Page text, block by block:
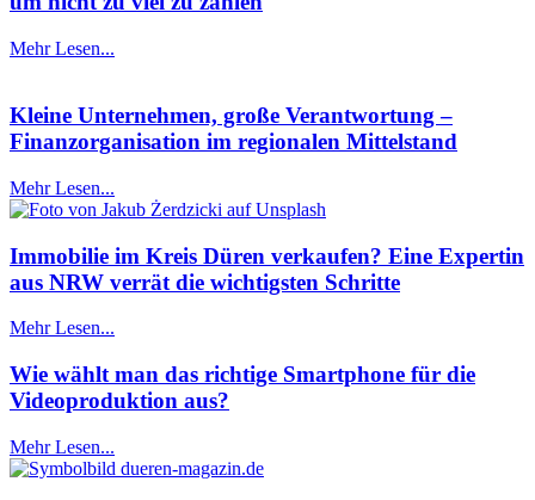
Mehr Lesen...
Kleine Unternehmen, große Verantwortung –
Finanzorganisation im regionalen Mittelstand
Mehr Lesen...
Immobilie im Kreis Düren verkaufen? Eine Expertin
aus NRW verrät die wichtigsten Schritte
Mehr Lesen...
Wie wählt man das richtige Smartphone für die
Videoproduktion aus?
Mehr Lesen...